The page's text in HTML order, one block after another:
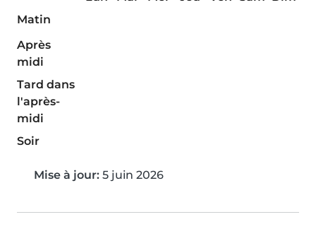
Matin
Après
midi
Tard dans
l'après-
midi
Soir
Mise à jour: 5 juin 2026